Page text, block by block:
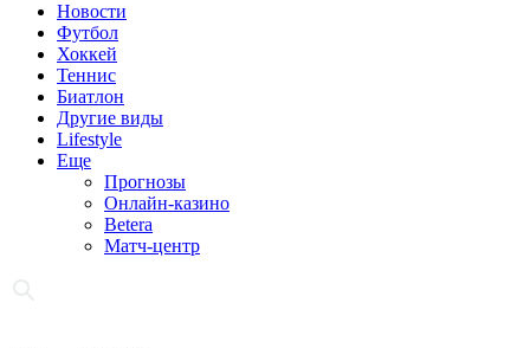
Новости
Футбол
Хоккей
Теннис
Биатлон
Другие виды
Lifestyle
Еще
Прогнозы
Онлайн-казино
Betera
Матч-центр